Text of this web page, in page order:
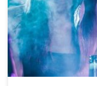
obciachem. Badania
młodzieży pokazują, że
społecznościowe także